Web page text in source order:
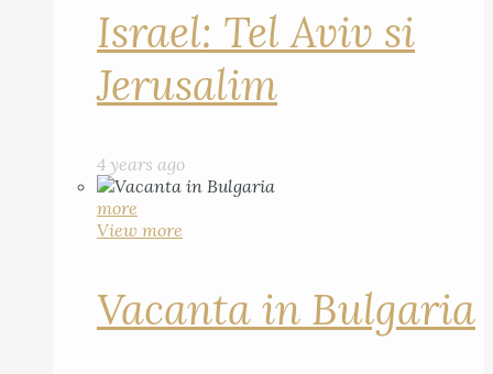
Israel: Tel Aviv si
Jerusalim
4 years ago
more
View more
Vacanta in Bulgaria